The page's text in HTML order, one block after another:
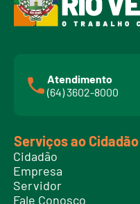
Atendimento
(64) 3602-8000
Serviços ao Cidadão
Cidadão
Empresa
Servidor
Fale Conosco